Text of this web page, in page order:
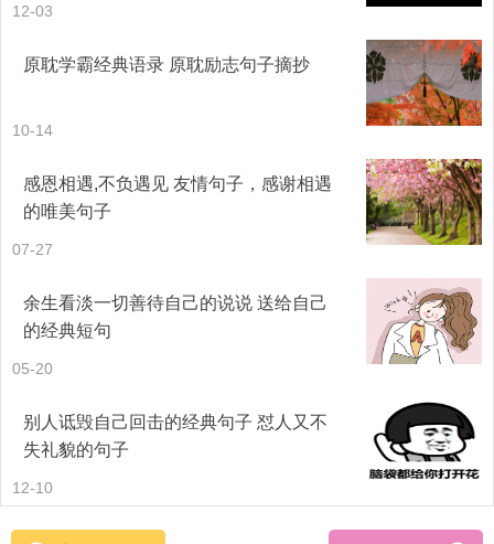
21. 我会选择带着遗憾，继续走这条路”，“很高兴我在嘈杂
繁忙中过了几年，依旧还是那么喜欢音乐”
22. 年少的我们总是缺乏耐心，不明白生命里最不舍得的那
一页总是藏得最深。非要经年之后，蓦然回首时才会懂得错
过的是什么。
23. 泰戈尔写的一段话：有一个夜晚我烧毁了所有的记忆，
从此我的梦就透明了；有一个早晨我扔掉了所有的昨天，从
24. 我不想去上学了，因为我不想起床，不想刷牙洗脸，不
想挤公交，学校里也没有我想见的人。
25. 我不再喜欢你了，我不会再希望和你重归于好，不再深
12-03
原耽学霸经典语录 原耽励志句子摘抄
10-14
感恩相遇,不负遇见 友情句子，感谢相遇
的唯美句子
07-27
余生看淡一切善待自己的说说 送给自己
的经典短句
05-20
别人诋毁自己回击的经典句子 怼人又不
失礼貌的句子
12-10